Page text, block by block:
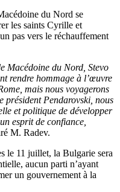
du Nord se
les saints Cyrille et
pas vers le réchauffement
Macédoine du Nord, Stevo
rendre hommage à l’œuvre
mais nous voyagerons
président Pendarovski, nous
et politique de développer
esprit de confiance,
M. Radev.
le 11 juillet, la Bulgarie sera
aucun parti n’ayant
un gouvernement à la